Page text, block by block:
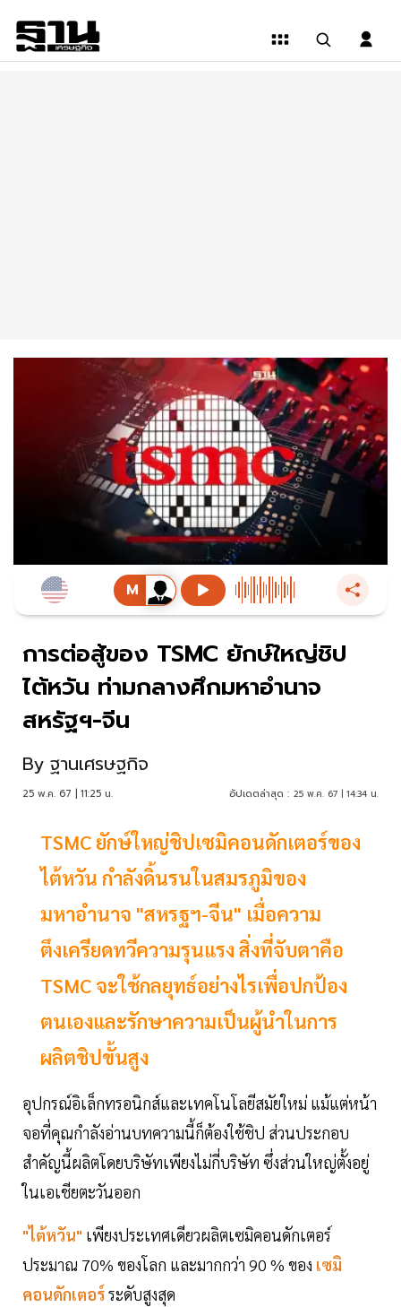
การต่อสู้ของ TSMC ยักษ์ใหญ่ชิป
ไต้หวัน ท่ามกลางศึกมหาอำนาจ
สหรัฐฯ-จีน
By ฐานเศรษฐกิจ
25 พ.ค. 67 | 11:25 น. อัปเดตล่าสุด : 25 พ.ค. 67 | 14:34 น.
TSMC ยักษ์ใหญ่ชิปเซมิคอนดักเตอร์ของ
ไต้หวัน กำลังดิ้นรนในสมรภูมิของ
มหาอำนาจ "สหรฐฯ-จีน" เมื่อความ
ตึงเครียดทวีความรุนแรง สิ่งที่จับตาคือ
TSMC จะใช้กลยุทธ์อย่างไรเพื่อปกป้อง
ตนเองและรักษาความเป็นผู้นำในการ
ผลิตชิปขั้นสูง
อุปกรณ์อิเล็กทรอนิกส์และเทคโนโลยีสมัยใหม่ แม้แต่หน้า
จอที่คุณกำลังอ่านบทความนี้ก็ต้องใช้ชิป ส่วนประกอบ
สำคัญนี้ผลิตโดยบริษัทเพียงไม่กี่บริษัท ซึ่งส่วนใหญ่ตั้งอยู่
ในเอเชียตะวันออก
"ไต้หวัน" เพียงประเทศเดียวผลิตเซมิคอนดักเตอร์
ประมาณ 70% ของโลก และมากกว่า 90 % ของ เซมิ
คอนดักเตอร์ระดับสูงสุด